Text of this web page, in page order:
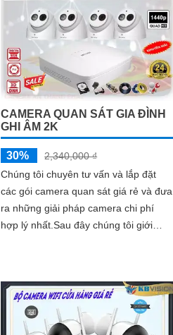
CAMERA QUAN SÁT GIA ĐÌNH
GHI ÂM 2K
30%
2,340,000 ₫
Chúng tôi chuyên tư vấn và lắp đặt
các gói camera quan sát giá rẻ và đưa
ra những giải pháp camera chi phí
hợp lý nhất.Sau đây chúng tôi giới